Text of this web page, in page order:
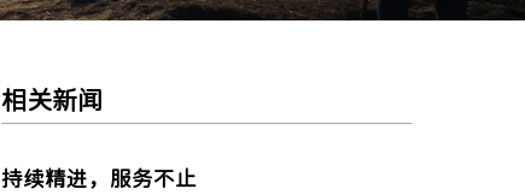
相关新闻
持续精进，服务不止